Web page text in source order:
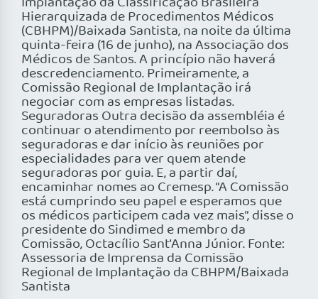
Hierarquizada de Procedimentos Médicos
(CBHPM)/Baixada Santista, na noite da última
quinta-feira (16 de junho), na Associação dos
Médicos de Santos. A princípio não haverá
descredenciamento. Primeiramente, a
Comissão Regional de Implantação irá
negociar com as empresas listadas.
Seguradoras Outra decisão da assembléia é
continuar o atendimento por reembolso às
seguradoras e dar início às reuniões por
especialidades para ver quem atende
seguradoras por guia. E, a partir daí,
encaminhar nomes ao Cremesp. “A Comissão
está cumprindo seu papel e esperamos que
os médicos participem cada vez mais”, disse o
presidente do Sindimed e membro da
Comissão, Octacílio Sant’Anna Júnior. Fonte:
Assessoria de Imprensa da Comissão
Regional de Implantação da CBHPM/Baixada
Santista